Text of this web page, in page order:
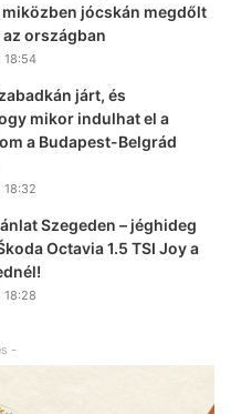
jócskán megdőlt
országban
18:54
járt, és
mikor indulhat el a
a Budapest-Belgrád
18:32
Szegeden – jéghideg
Octavia 1.5 TSI Joy a
18:28
-